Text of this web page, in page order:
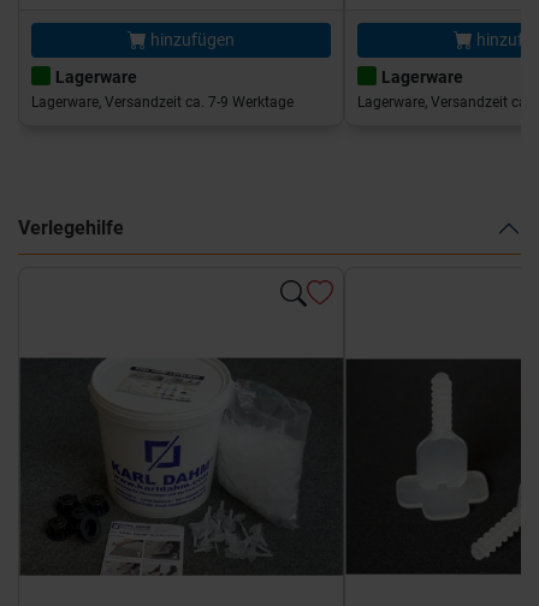
hinzufügen
Lagerware
Lagerware, Versandzeit ca. 7-9 Werktage
Lagerware
Lagerware, Versandzeit ca.
Verlegehilfe